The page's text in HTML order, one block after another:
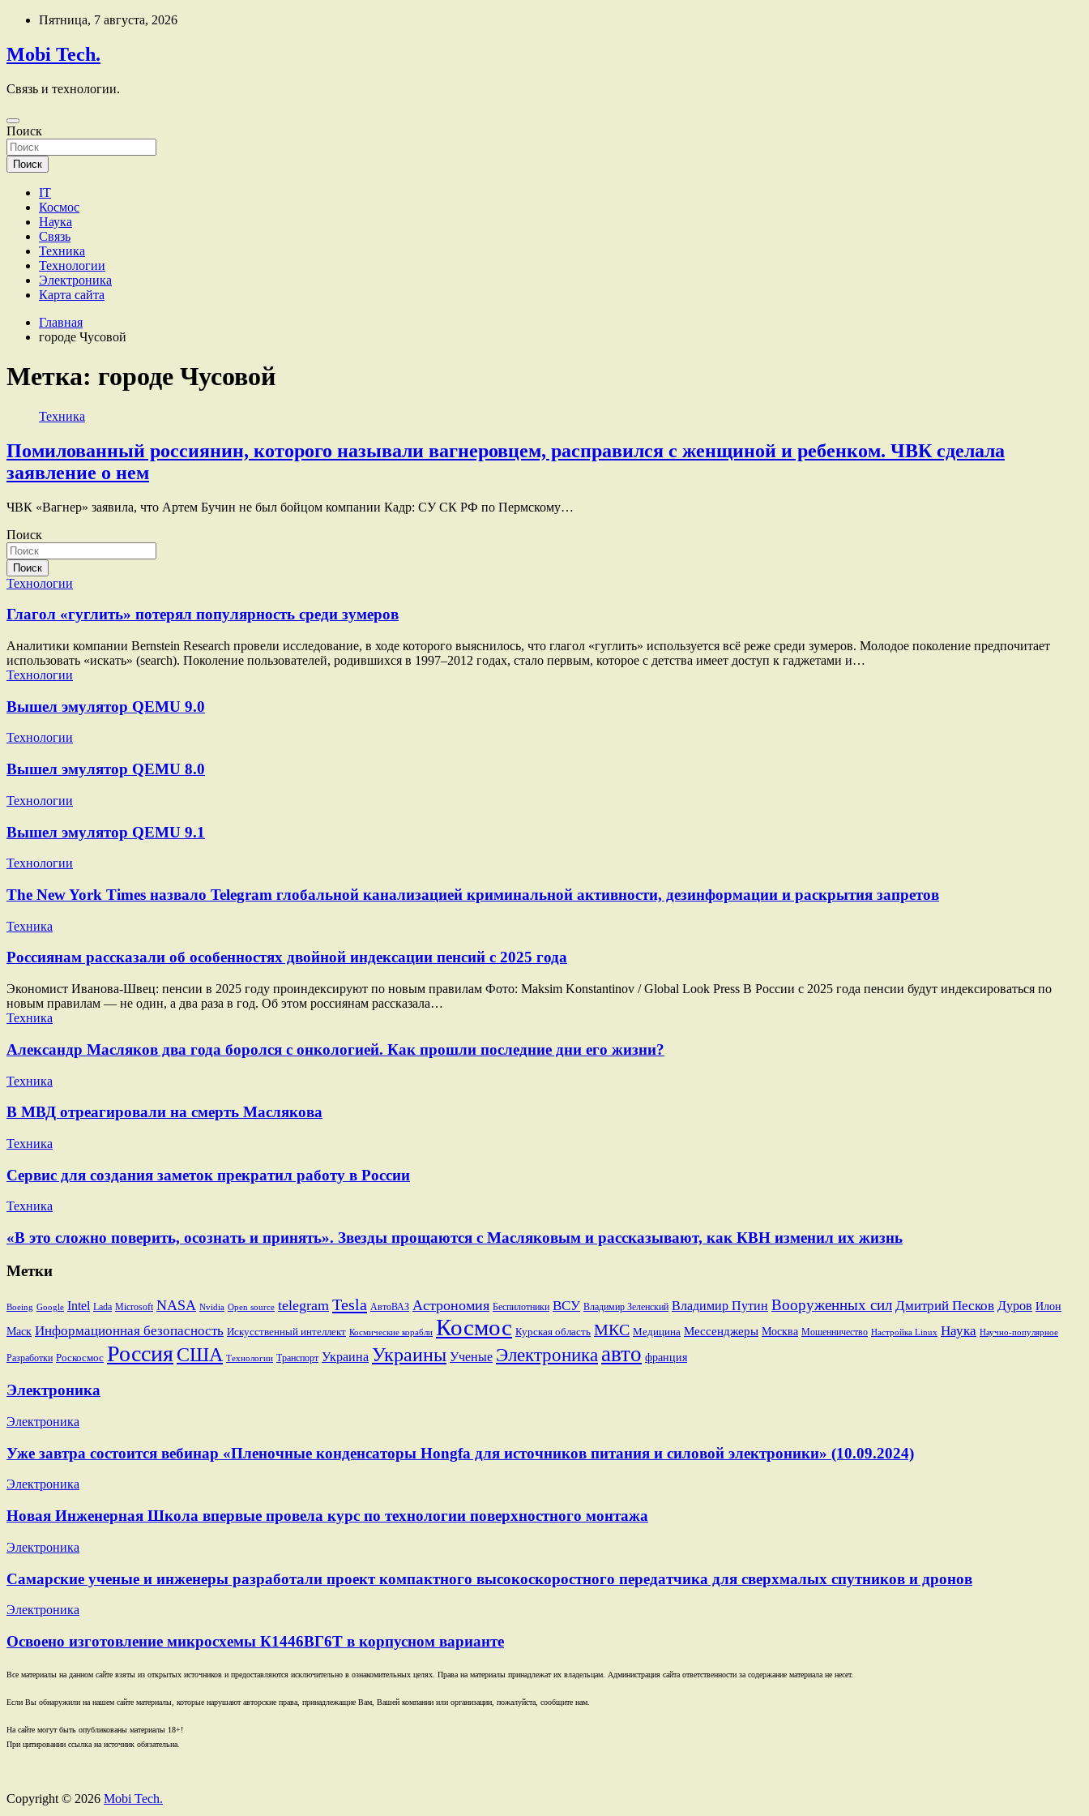
Перейти
содержимому
Пятница, 7 августа, 2026
Mobi Tech.
Связь и технологии.
Поиск
Поиск
IT
Космос
Наука
Связь
Техника
Технологии
Электроника
Карта сайта
Главная
городе Чусовой
Метка: городе Чусовой
Техника
Помилованный россиянин, которого называли вагнеровцем, расправился с женщиной и ребенком. ЧВК сделала
заявление о нем
ЧВК «Вагнер» заявила, что Артем Бучин не был бойцом компании Кадр: СУ СК РФ по Пермскому…
Поиск
Поиск
Технологии
Глагол «гуглить» потерял популярность среди зумеров
Аналитики компании Bernstein Research провели исследование, в ходе которого выяснилось, что глагол «гуглить» используется всё реже среди зумеров. Молодое поколение предпочитает
использовать «искать» (search). Поколение пользователей, родившихся в 1997–2012 годах, стало первым, которое с детства имеет доступ к гаджетами и…
Технологии
Вышел эмулятор QEMU 9.0
Технологии
Вышел эмулятор QEMU 8.0
Технологии
Вышел эмулятор QEMU 9.1
Технологии
The New York Times назвало Telegram глобальной канализацией криминальной активности, дезинформации и раскрытия запретов
Техника
Россиянам рассказали об особенностях двойной индексации пенсий с 2025 года
Экономист Иванова-Швец: пенсии в 2025 году проиндексируют по новым правилам Фото: Maksim Konstantinov / Global Look Press В России с 2025 года пенсии будут индексироваться по
новым правилам — не один, а два раза в год. Об этом россиянам рассказала…
Техника
Александр Масляков два года боролся с онкологией. Как прошли последние дни его жизни?
Техника
В МВД отреагировали на смерть Маслякова
Техника
Сервис для создания заметок прекратил работу в России
Техника
«В это сложно поверить, осознать и принять». Звезды прощаются с Масляковым и рассказывают, как КВН изменил их жизнь
Метки
Boeing Google Intel Lada Microsoft NASA Nvidia Open source telegram Tesla АвтоВАЗ Астрономия Беспилотники ВСУ Владимир Зеленский Владимир Путин Вооруженных сил Дмитрий Песков Дуров Илон
Маск Информационная безопасность Искусственный интеллект Космические корабли Космос Курская область МКС Медицина Мессенджеры Москва Мошенничество Настройка Linux Наука Научно-популярное
Разработки Роскосмос РоссияСША Технологии Транспорт Украина Украины Ученые Электроника авто франция
Электроника
Электроника
Уже завтра состоится вебинар «Пленочные конденсаторы Hongfa для источников питания и силовой электроники» (10.09.2024)
Электроника
Новая Инженерная Школа впервые провела курс по технологии поверхностного монтажа
Электроника
Самарские ученые и инженеры разработали проект компактного высокоскоростного передатчика для сверхмалых спутников и дронов
Электроника
Освоено изготовление микросхемы К1446ВГ6Т в корпусном варианте
Все материалы на данном сайте взяты из открытых источников и предоставляются исключительно в ознакомительных целях. Права на материалы принадлежат их владельцам. Администрация сайта ответственности за содержание материала не несет.
Если Вы обнаружили на нашем сайте материалы, которые нарушают авторские права, принадлежащие Вам, Вашей компании или организации, пожалуйста, сообщите нам.
На сайте могут быть опубликованы материалы 18+!
При цитировании ссылка на источник обязательна.
Copyright © 2026 Mobi Tech.